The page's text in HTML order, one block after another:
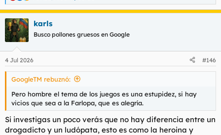
apostando, luego perdía volvía a pedir otro crédito y así estuve
todos estos meses llegué a pedir como 100 microcréditos
Hasta que ocurrió el desastre, un día jugando a la ruleta
intenté apostar al par 600 euros salió impar luego pedí otro
préstamo de 1200 los aposté al rojo y salió el 0 verde
Pedí como 2 mil más y me puse a apostar a juegos del mundial
y perdí todo
En ese punto se me fue la pinza totalmente empecé a pedir
más préstamos y más préstamos para pagar otros préstamos
La situación se me fue de las manos, actualmente debo unos 8
mil euros y no tengo un céntimo encima
e
a
c
c
i
e
s
karls
Busco pollones gruesos en Google
4 Jul 2026 #146
GoogleTM rebuznó:
Pero hombre el tema de los juegos es una estupidez, si hay
vicios que sea a la Farlopa, que es alegría.
Si investigas un poco verás que no hay diferencia entre un
drogadicto y un ludópata, esto es como la heroina y